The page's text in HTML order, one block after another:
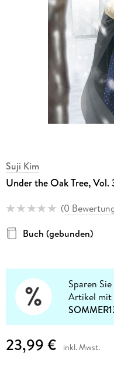
Suji Kim
Under the Oak Tree, Vol.
(0
Buch (gebunden)
Sparen
Artikel mit
23,99 € inkl. Mwst.